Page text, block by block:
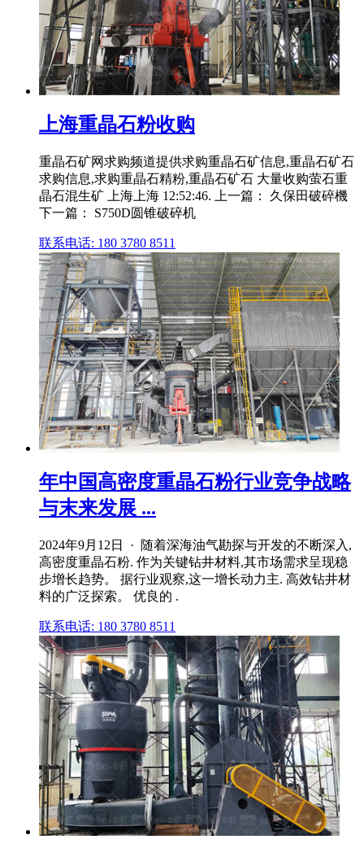
上海重晶石粉收购
重晶石矿网求购频道提供求购重晶石矿信息,重晶石矿石
求购信息,求购重晶石精粉,重晶石矿石 大量收购萤石重
晶石混生矿 上海上海 12:52:46. 上一篇： 久保田破碎機
下一篇： S750D圆锥破碎机
联系电话: 180 3780 8511
年中国高密度重晶石粉行业竞争战略
与末来发展 ...
2024年9月12日 · 随着深海油气勘探与开发的不断深入,
高密度重晶石粉. 作为关键钻井材料,其市场需求呈现稳
步增长趋势。 据行业观察,这一增长动力主. 高效钻井材
料的广泛探索。 优良的 .
联系电话: 180 3780 8511